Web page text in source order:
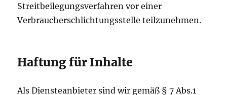
Streitbeilegungsverfahren vor einer
Verbraucherschlichtungsstelle teilzunehmen.
Haftung für Inhalte
Als Diensteanbieter sind wir gemäß § 7 Abs.1